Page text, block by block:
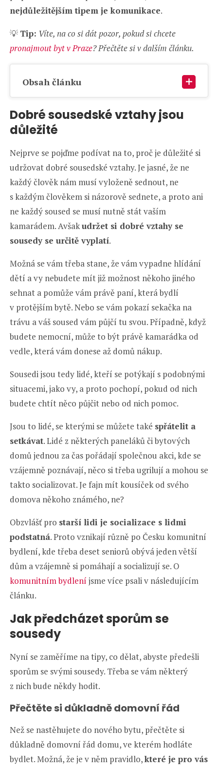
nejdůležitějším tipem je komunikace.
💡 Tip: Víte, na co si dát pozor, pokud si chcete
pronajmout byt v Praze? Přečtěte si v dalším článku.
Obsah článku
Dobré sousedské vztahy jsou
důležité
Nejprve se pojďme podívat na to, proč je důležité si
udržovat dobré sousedské vztahy. Je jasné, že ne
každý člověk nám musí vyloženě sednout, ne
s každým člověkem si názorově sednete, a proto ani
ne každý soused se musí nutně stát vaším
kamarádem. Avšakudržet si dobré vztahy se
sousedy se určitě vyplatí.
Možná se vám třeba stane, že vám vypadne hlídání
dětí a vy nebudete mít již možnost někoho jiného
sehnat a pomůže vám právě paní, která bydlí
v protějším bytě. Nebo se vám pokazí sekačka na
trávu a váš soused vám půjčí tu svou. Případně, když
budete nemocní, může to být právě kamarádka od
vedle, která vám donese až domů nákup.
Sousedi jsou tedy lidé, kteří se potýkají s podobnými
situacemi, jako vy, a proto pochopí, pokud od nich
budete chtít něco půjčit nebo od nich pomoc.
Jsou to lidé, se kterými se můžete také spřátelit a
setkávat. Lidé z některých paneláků či bytových
domů jednou za čas pořádají společnou akci, kde se
vzájemně poznávají, něco si třeba ugrilují a mohou se
takto socializovat. Je fajn mít kousíček od svého
domova někoho známého, ne?
Obzvlášť pro starší lidi je socializace s lidmi
podstatná. Proto vznikají různě po Česku komunitní
bydlení, kde třeba deset seniorů obývá jeden větší
dům a vzájemně si pomáhají a socializují se. O
komunitním bydlení jsme více psali v následujícím
článku.
Jak předcházet sporům se
sousedy
Nyní se zaměříme na tipy, co dělat, abyste předešli
sporům se svými sousedy. Třeba se vám některý
z nich bude někdy hodit.
Přečtěte si důkladně domovní řád
Než se nastěhujete do nového bytu, přečtěte si
důkladně domovní řád domu, ve kterém hodláte
bydlet. Možná, že je v něm pravidlo,které je pro vás